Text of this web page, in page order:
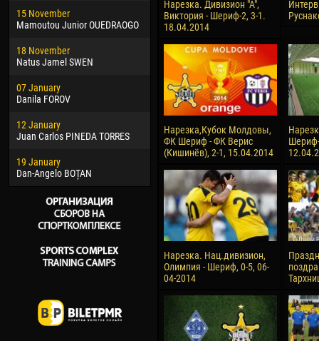
15 November
Mamoutou Junior OUEDRAOGO
18 November
Natus Jamel SWEN
07 January
Danila FOROV
12 January
Juan Carlos PINEDA TORRES
19 January
Dan-Angelo BOȚAN
Emmanuel AFETSE
Jayder Moreno ASPRILLA
22 March
Samba KONÉ
26 March
Vitor Hugo Morais de OLIVEIRA
28 March
Raí LOPES DE OLIVEIRA
28
10
15
Нарезка. Дивизион "А",
Виктория - Шериф-2, 3-1.
18.04.2014
Нарезка,Кубок Молдовы,
ФК Шериф - ФК Верис
(Кишинёв), 2-1, 15.04.2014
Шериф-
Нарезка. Нац.дивизион,
Олимпия - Шериф, 0-5, 06-
04-2014